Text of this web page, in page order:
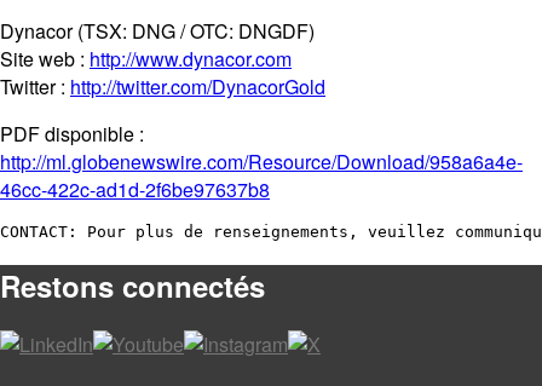
Dynacor (TSX: DNG / OTC: DNGDF)
Site web : http://www.dynacor.com
Twitter : http://twitter.com/DynacorGold
PDF disponible :
http://ml.globenewswire.com/Resource/Download/958a6a4e-
46cc-422c-ad1d-2f6be97637b8
CONTACT: Pour plus de renseignements, veuillez
Restons connectés